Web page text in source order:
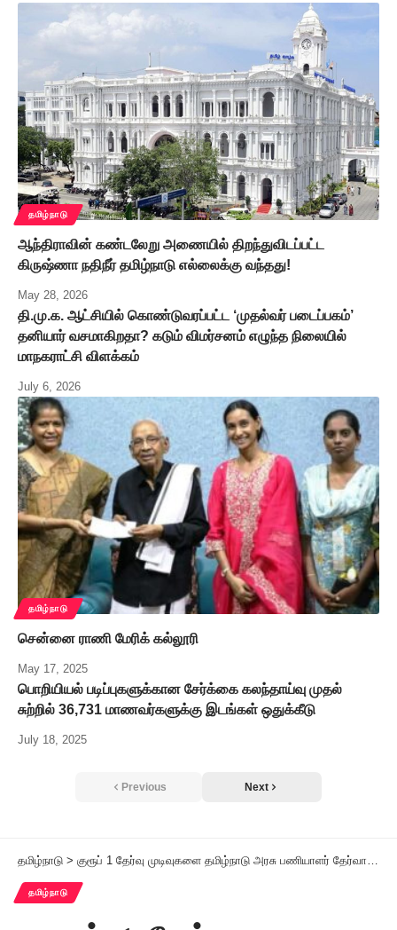
தமிழ்நாடு
ஆந்திராவின் கண்டலேறு அணையில் திறந்துவிடப்பட்ட
கிருஷ்ணா நதிநீர் தமிழ்நாடு எல்லைக்கு வந்தது!
May 28, 2026
தி.மு.க. ஆட்சியில் கொண்டுவரப்பட்ட ‘முதல்வர் படைப்பகம்’
தனியார் வசமாகிறதா? கடும் விமர்சனம் எழுந்த நிலையில்
மாநகராட்சி விளக்கம்
July 6, 2026
தமிழ்நாடு
சென்னை ராணி மேரிக் கல்லூரி
May 17, 2025
பொறியியல் படிப்புகளுக்கான சேர்க்கை கலந்தாய்வு முதல்
சுற்றில் 36,731 மாணவர்களுக்கு இடங்கள் ஒதுக்கீடு
July 18, 2025
Previous Next
தமிழ்நாடு > குரூப் 1 தேர்வு முடிவுகளை தமிழ்நாடு அரசு பணியாளர் தேர்வாணையம் வெளியிட்டது
தமிழ்நாடு